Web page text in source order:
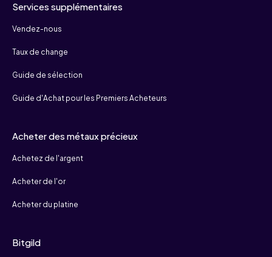
Services supplémentaires
Vendez-nous
Taux de change
Guide de sélection
Guide d'Achat pour les Premiers Acheteurs
Acheter des métaux précieux
Achetez de l'argent
Acheter de l'or
Acheter du platine
Bitgild